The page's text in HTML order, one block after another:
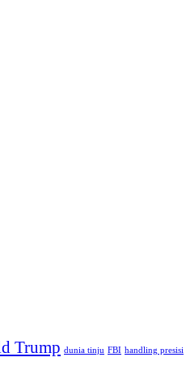
Trump dunia tinju FBI handling presisi